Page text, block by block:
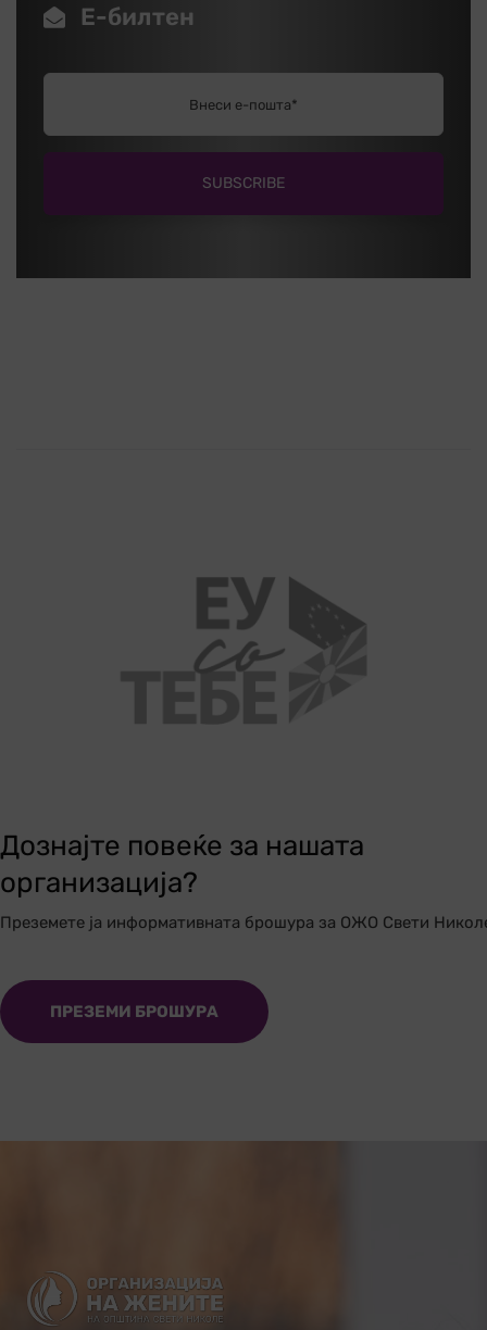
Е-билтен
Дознајте повеќе за нашата
организација?
Преземете ја информативната брошура за ОЖО Свети
ПРЕЗЕМИ БРОШУРА